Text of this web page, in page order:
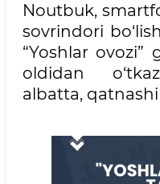
Noutbuk,
sovrindori
“Yoshlar ovozi”
oldidan
albatta,